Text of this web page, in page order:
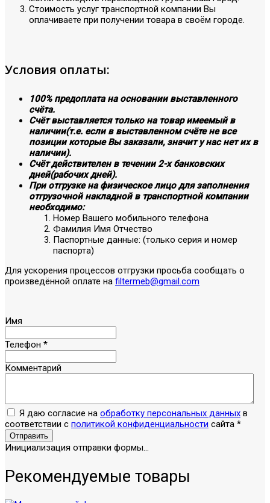
Стоимость услуг транспортной компании Вы
оплачиваете при получении товара в своём городе.
Условия оплаты:
100% предоплата на основании выставленного
счёта.
Счёт выставляется только на товар имеемый в
наличии(т.е. если в выставленном счёте не все
позиции которые Вы заказали, значит у нас нет их в
наличии).
Счёт действителен в течении 2-х банковских
дней(рабочих дней).
При отгрузке на физическое лицо для заполнения
отгрузочной накладной в транспортной компании
необходимо:
Номер Вашего мобильного телефона
Фамилия Имя Отчество
Паспортные данные: (только серия и номер
паспорта)
Для ускорения процессов отгрузки просьба сообщать о
произведённой оплате на filtermeb@gmail.com
Имя
Телефон *
Комментарий
Я даю согласие на обработку персональных данных в
соответствии с политикой конфиденциальности сайта *
Отправить
Инициализация отправки формы...
Рекомендуемые товары